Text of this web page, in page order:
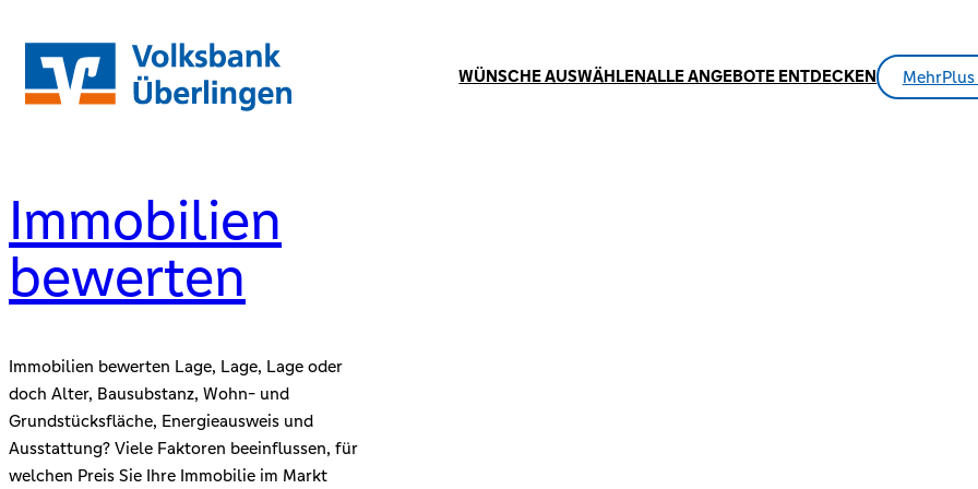
Inhalt
springen
WÜNSCHE AUSWÄHLENALLE ANGEBOTE ENTDECKEN
Immobilien
bewerten
Immobilien bewerten Lage, Lage, Lage oder
doch Alter, Bausubstanz, Wohn- und
Grundstücksﬂäche, Energieausweis und
Ausstattung? Viele Faktoren beeinﬂussen, für
welchen Preis Sie Ihre Immobilie im Markt